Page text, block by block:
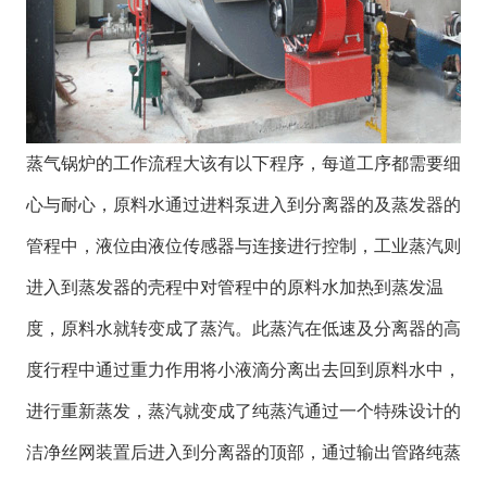
蒸气锅炉的工作流程大该有以下程序，每道工序都需要细
心与耐心，原料水通过进料泵进入到分离器的及蒸发器的
管程中，液位由液位传感器与连接进行控制，工业蒸汽则
进入到蒸发器的壳程中对管程中的原料水加热到蒸发温
度，原料水就转变成了蒸汽。此蒸汽在低速及分离器的高
度行程中通过重力作用将小液滴分离出去回到原料水中，
进行重新蒸发，蒸汽就变成了纯蒸汽通过一个特殊设计的
洁净丝网装置后进入到分离器的顶部，通过输出管路纯蒸